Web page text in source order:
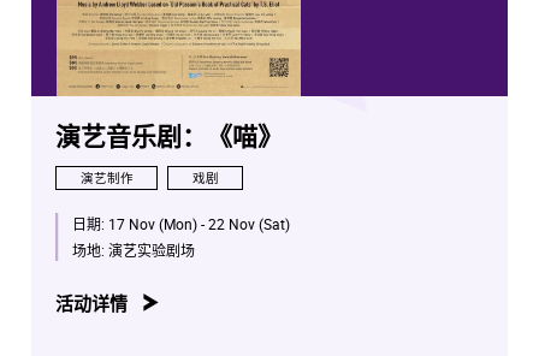
演艺音乐剧：《喵》
演艺制作 戏剧
日期: 17 Nov (Mon) - 22 Nov (Sat)
场地: 演艺实验剧场
活动详情